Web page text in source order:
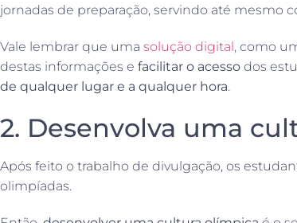
jornadas de preparação, servindo até mesmo
Vale lembrar que uma solução digital, como
destas informações e facilitar o acesso dos
de qualquer lugar e a qualquer hora.
2. Desenvolva uma
Após feito o trabalho de divulgação, os
olimpíadas.